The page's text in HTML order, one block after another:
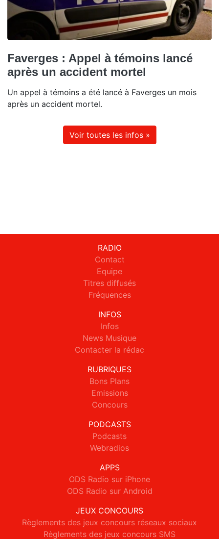
Faverges : Appel à témoins lancé
après un accident mortel
Un appel à témoins a été lancé à Faverges un mois
après un accident mortel.
Voir toutes les infos »
RADIO
Contact
Equipe
Titres diffusés
Fréquences
INFOS
Infos
News Musique
Contacter la rédac
RUBRIQUES
Bons Plans
Emissions
Concours
PODCASTS
Podcasts
Webradios
APPS
ODS Radio sur iPhone
ODS Radio sur Android
JEUX CONCOURS
Règlements des jeux concours réseaux sociaux
Règlements des jeux concours SMS